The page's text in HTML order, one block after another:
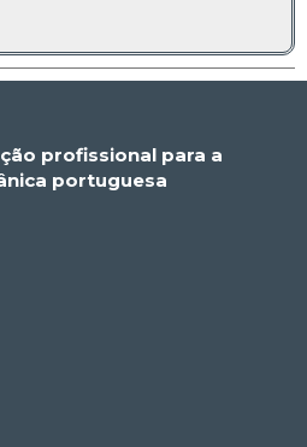
profissional para a
portuguesa